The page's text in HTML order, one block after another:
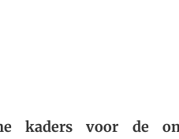
kaders voor de